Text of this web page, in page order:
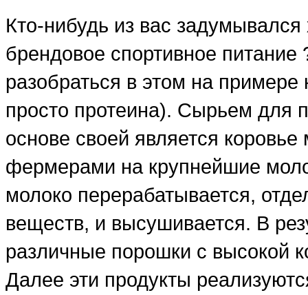
Кто-нибудь из вас
брендовое спортивное
разобраться в этом на примере
просто протеина). Сырьем для
основе своей является
фермерами на крупнейшие
молоко перерабатывается,
веществ, и высушивается. В
различные порошки с высокой
Далее эти продукты